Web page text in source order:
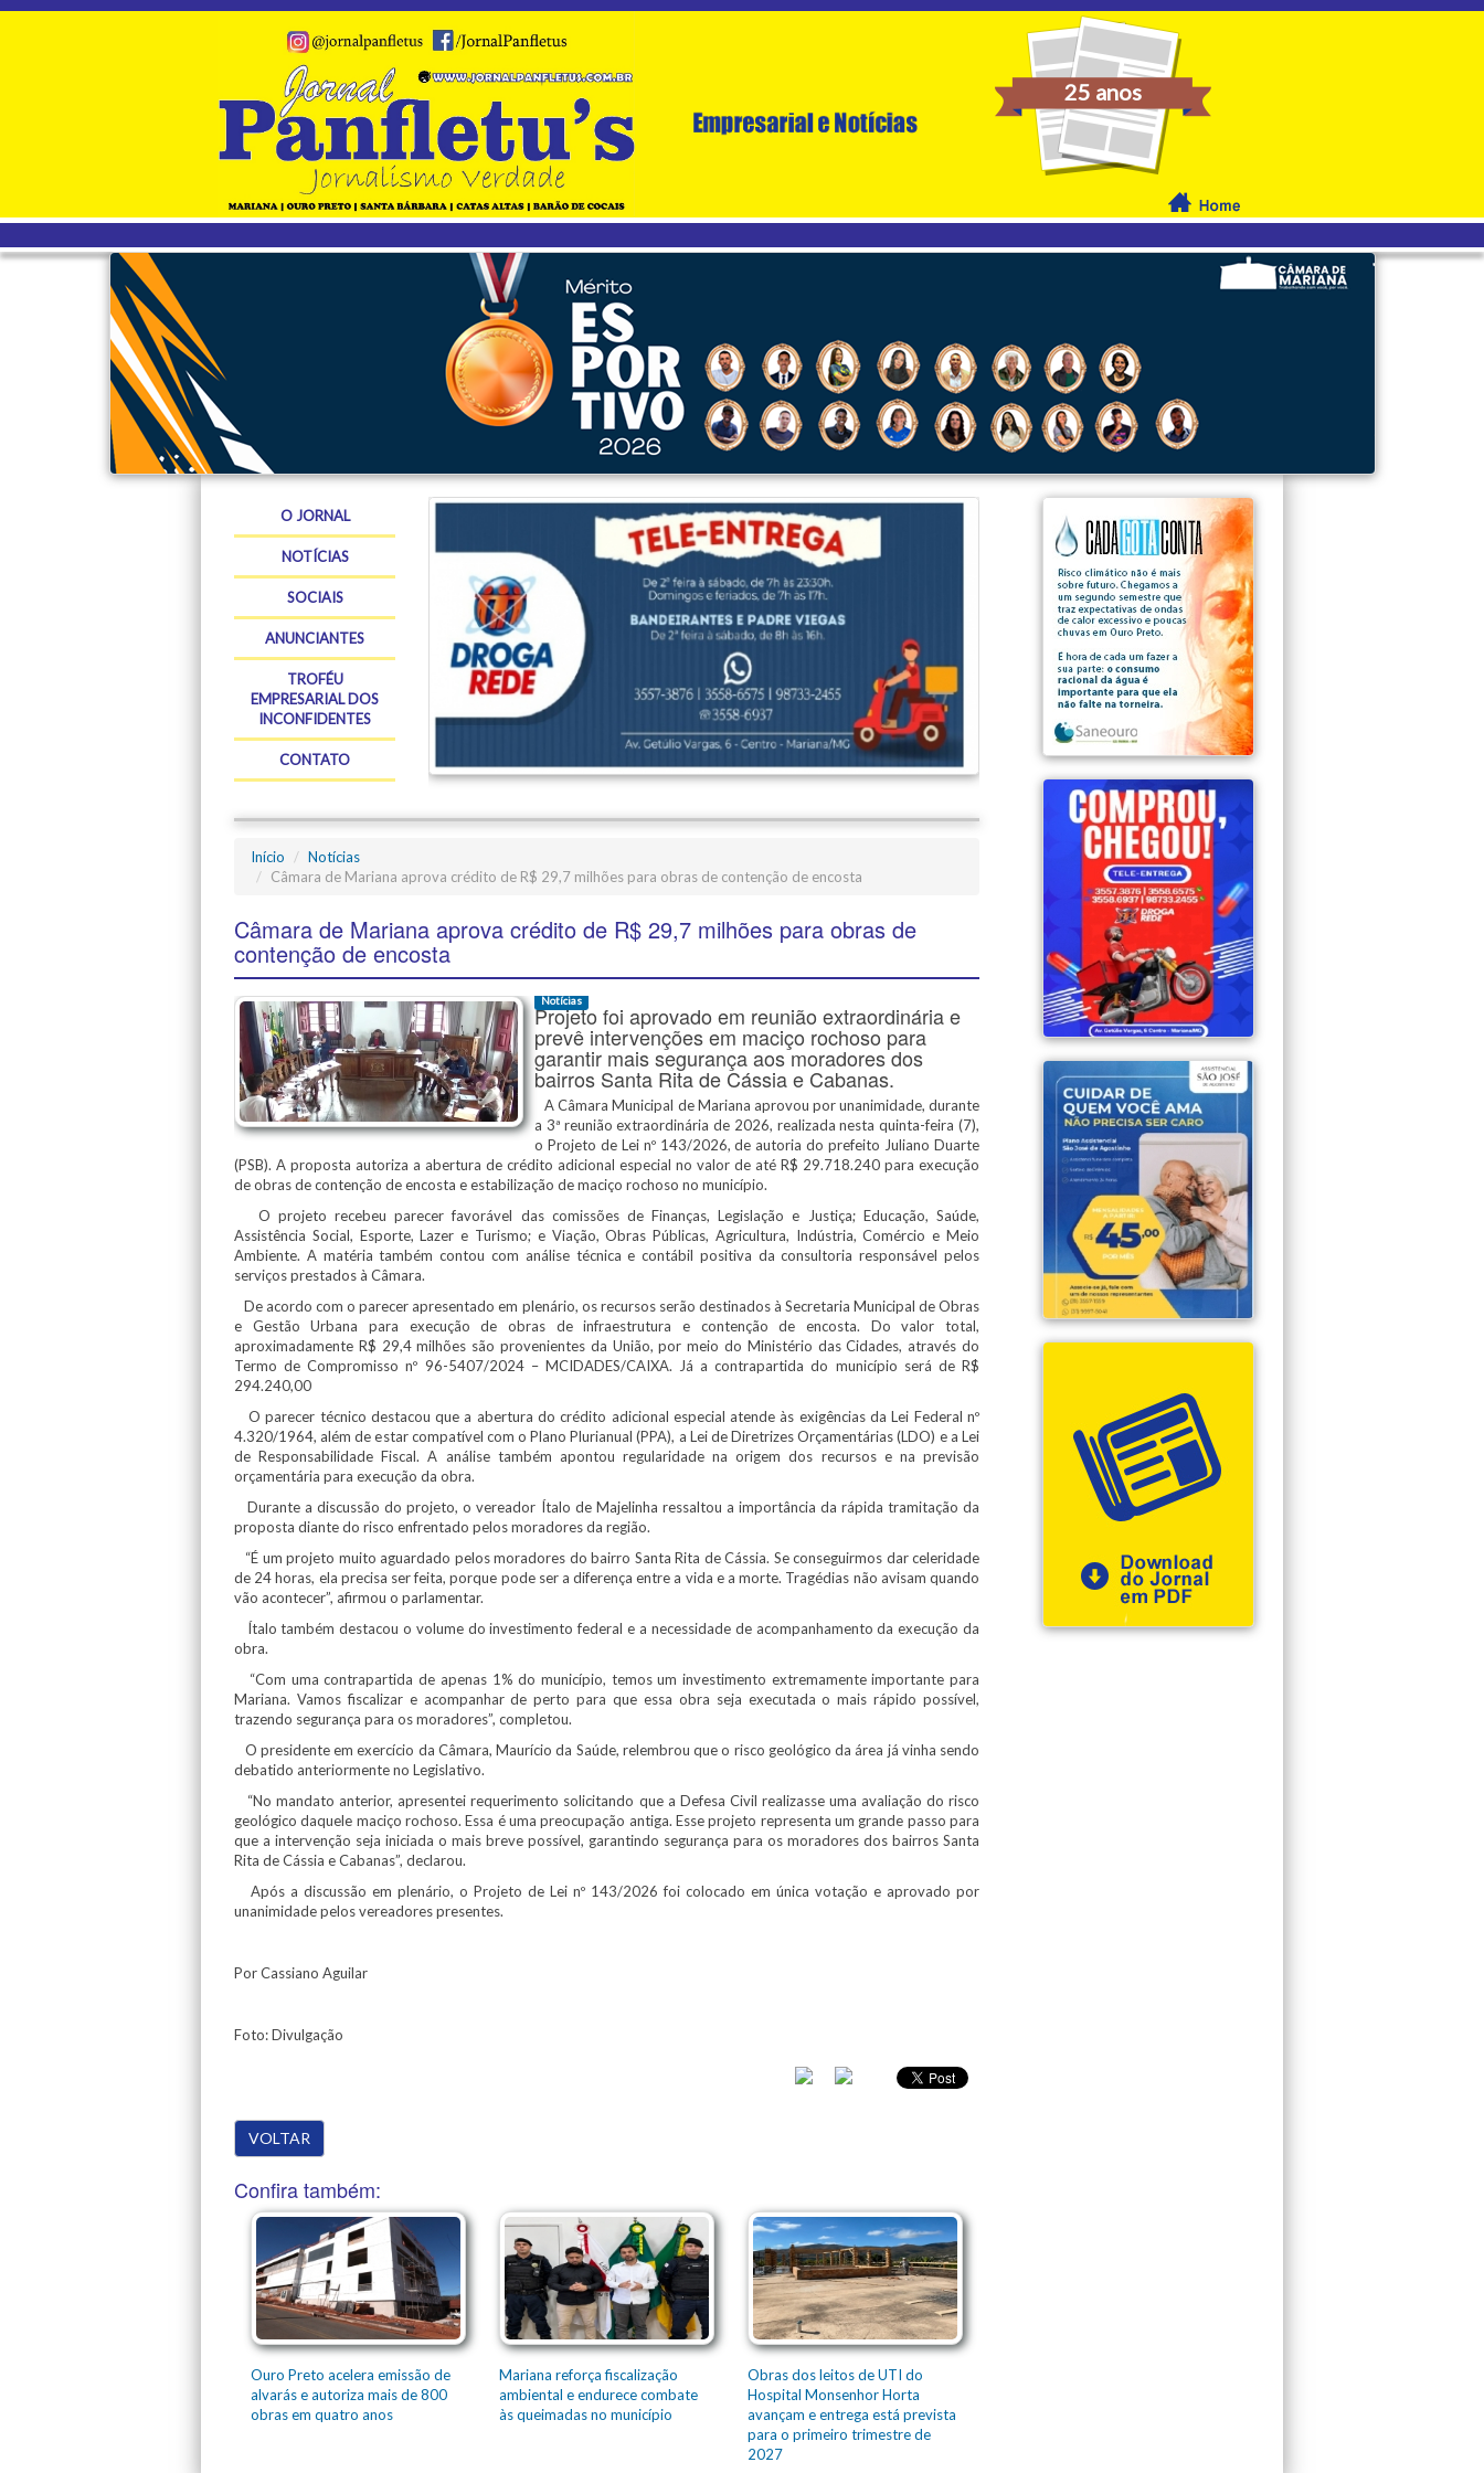
25 anos
O JORNAL
NOTÍCIAS
SOCIAIS
ANUNCIANTES
TROFÉU
EMPRESARIAL DOS
INCONFIDENTES
CONTATO
Início
Notícias
Câmara de Mariana aprova crédito de R$ 29,7 milhões para obras de contenção de encosta
Câmara de Mariana aprova crédito de R$ 29,7 milhões para obras de
contenção de encosta
Notícias
Projeto foi aprovado em reunião extraordinária e
prevê intervenções em maciço rochoso para
garantir mais segurança aos moradores dos
bairros Santa Rita de Cássia e Cabanas.
A Câmara Municipal de Mariana aprovou por unanimidade, durante
a 3ª reunião extraordinária de 2026, realizada nesta quinta-feira (7),
o Projeto de Lei nº 143/2026, de autoria do prefeito Juliano Duarte
(PSB). A proposta autoriza a abertura de crédito adicional especial no valor de até R$ 29.718.240 para execução
de obras de contenção de encosta e estabilização de maciço rochoso no município.
O projeto recebeu parecer favorável das comissões de Finanças, Legislação e Justiça; Educação, Saúde,
Assistência Social, Esporte, Lazer e Turismo; e Viação, Obras Públicas, Agricultura, Indústria, Comércio e Meio
Ambiente. A matéria também contou com análise técnica e contábil positiva da consultoria responsável pelos
serviços prestados à Câmara.
De acordo com o parecer apresentado em plenário, os recursos serão destinados à Secretaria Municipal de Obras
e Gestão Urbana para execução de obras de infraestrutura e contenção de encosta. Do valor total,
aproximadamente R$ 29,4 milhões são provenientes da União, por meio do Ministério das Cidades, através do
Termo de Compromisso nº 96-5407/2024 – MCIDADES/CAIXA. Já a contrapartida do município será de R$
294.240,00
O parecer técnico destacou que a abertura do crédito adicional especial atende às exigências da Lei Federal nº
4.320/1964, além de estar compatível com o Plano Plurianual (PPA), a Lei de Diretrizes Orçamentárias (LDO) e a Lei
de Responsabilidade Fiscal. A análise também apontou regularidade na origem dos recursos e na previsão
orçamentária para execução da obra.
Durante a discussão do projeto, o vereador Ítalo de Majelinha ressaltou a importância da rápida tramitação da
proposta diante do risco enfrentado pelos moradores da região.
“É um projeto muito aguardado pelos moradores do bairro Santa Rita de Cássia. Se conseguirmos dar celeridade
de 24 horas, ela precisa ser feita, porque pode ser a diferença entre a vida e a morte. Tragédias não avisam quando
vão acontecer”, afirmou o parlamentar.
Ítalo também destacou o volume do investimento federal e a necessidade de acompanhamento da execução da
obra.
“Com uma contrapartida de apenas 1% do município, temos um investimento extremamente importante para
Mariana. Vamos fiscalizar e acompanhar de perto para que essa obra seja executada o mais rápido possível,
trazendo segurança para os moradores”, completou.
O presidente em exercício da Câmara, Maurício da Saúde, relembrou que o risco geológico da área já vinha sendo
debatido anteriormente no Legislativo.
“No mandato anterior, apresentei requerimento solicitando que a Defesa Civil realizasse uma avaliação do risco
geológico daquele maciço rochoso. Essa é uma preocupação antiga. Esse projeto representa um grande passo para
que a intervenção seja iniciada o mais breve possível, garantindo segurança para os moradores dos bairros Santa
Rita de Cássia e Cabanas”, declarou.
Após a discussão em plenário, o Projeto de Lei nº 143/2026 foi colocado em única votação e aprovado por
unanimidade pelos vereadores presentes.
Por Cassiano Aguilar
Foto: Divulgação
VOLTAR
Confira também:
Ouro Preto acelera emissão de
alvarás e autoriza mais de 800
obras em quatro anos
Mariana reforça fiscalização
ambiental e endurece combate
às queimadas no município
Obras dos leitos de UTI do
Hospital Monsenhor Horta
avançam e entrega está prevista
para o primeiro trimestre de
2027